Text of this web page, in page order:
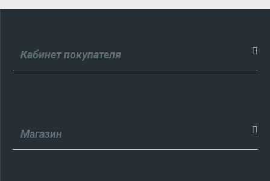
Кабинет покупателя
Магазин